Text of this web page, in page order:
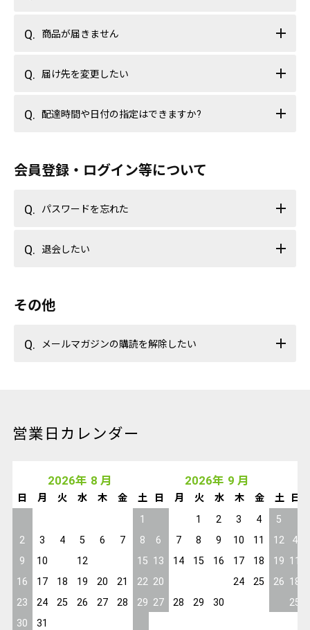
商品が届きません
届け先を変更したい
配達時間や日付の指定はできますか?
会員登録・ログイン等について
パスワードを忘れた
退会したい
その他
メールマガジンの購読を解除したい
営業日カレンダー
2026年 8 月
日 月 火 水 木 金
土
1
2
3 4 5 6 7
8
9
10 12
15
16
17 18 19 20 21
22
23
24 25 26 27 28
29
30
31
2026年 9 月
日 月 火 水 木 金
土
1
2 3 4
5
6
7 8 9 10 11
12
13
14 15 16 17 18
19
20
24 25
26
27
28 29 30
日
4
11
18
25